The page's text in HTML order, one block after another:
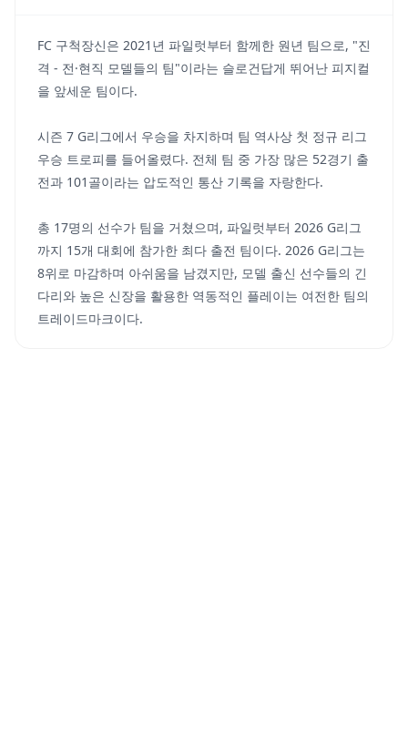
FC 구척장신은 2021년 파일럿부터 함께한 원년 팀으로, "진
격 - 전·현직 모델들의 팀"이라는 슬로건답게 뛰어난 피지컬
을 앞세운 팀이다.
시즌 7 G리그에서 우승을 차지하며 팀 역사상 첫 정규 리그
우승 트로피를 들어올렸다. 전체 팀 중 가장 많은 52경기 출
전과 101골이라는 압도적인 통산 기록을 자랑한다.
총 17명의 선수가 팀을 거쳤으며, 파일럿부터 2026 G리그
까지 15개 대회에 참가한 최다 출전 팀이다. 2026 G리그는
8위로 마감하며 아쉬움을 남겼지만, 모델 출신 선수들의 긴
다리와 높은 신장을 활용한 역동적인 플레이는 여전한 팀의
트레이드마크이다.